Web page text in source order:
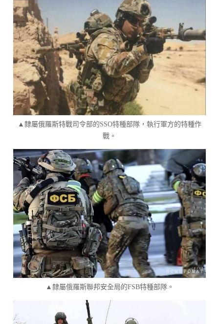
▲隸屬俄羅斯特戰司令部的SSO特種部隊，執行軍方的特種作
戰。
▲隸屬俄羅斯聯邦安全局的FSB特種部隊。